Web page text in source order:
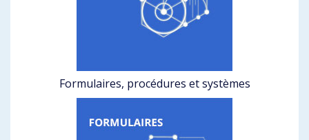
Formulaires, procédures et systèmes